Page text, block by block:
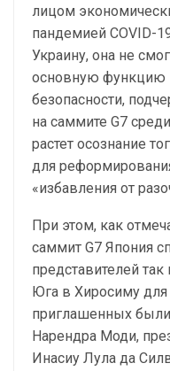
лицом
пандемией COVID-
Украину, она не
основную функцию
безопасности,
на саммите G7
растет осознание
для
«избавления от
При этом, как
саммит G7 Япония
представителей
Юга в Хиросиму
приглашенных
Нарендра Моди,
Инасиу Лула да